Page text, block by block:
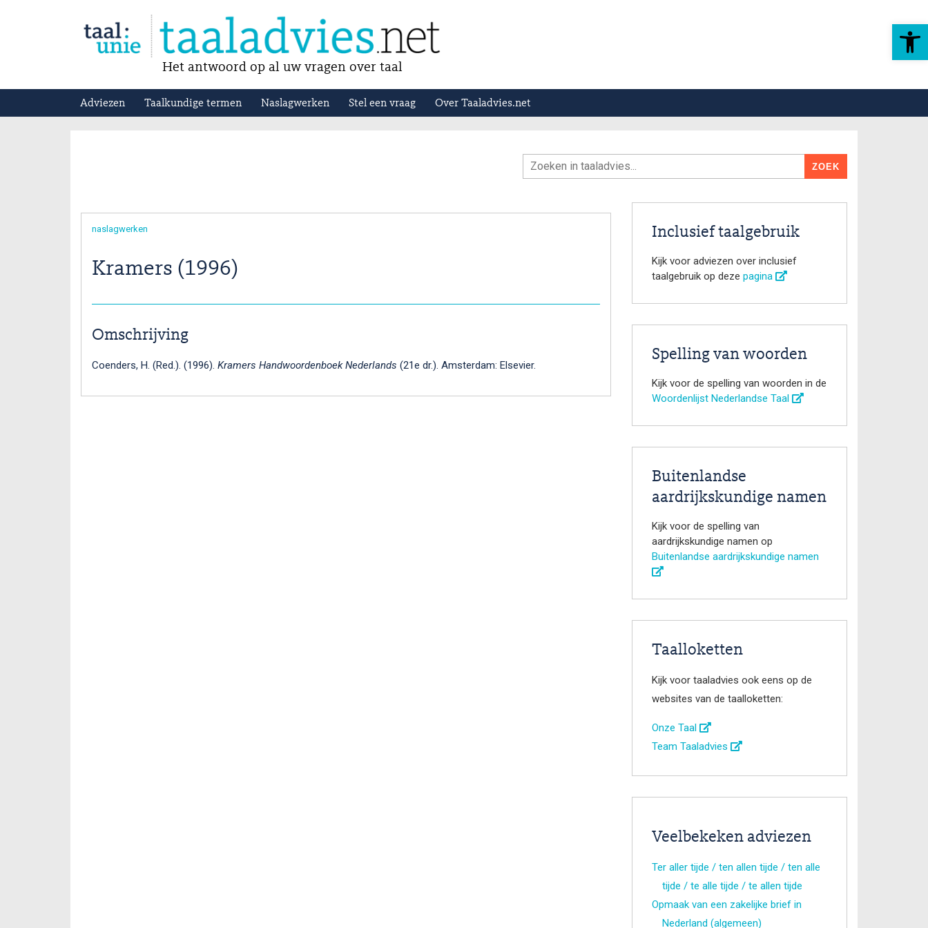
Toolbar openen
Het antwoord op al uw vragen over taal
Adviezen Taalkundige termen Naslagwerken Stel een vraag Over Taaladvies.net
naslagwerken
Kramers (1996)
Omschrijving
Coenders, H. (Red.). (1996). Kramers Handwoordenboek Nederlands (21e dr.). Amsterdam: Elsevier.
Inclusief taalgebruik
Kijk voor adviezen over inclusief
taalgebruik op deze pagina
Spelling van woorden
Kijk voor de spelling van woorden in de
Woordenlijst Nederlandse Taal
Buitenlandse
aardrijkskundige namen
Kijk voor de spelling van
aardrijkskundige namen op
Buitenlandse aardrijkskundige namen
Taalloketten
Kijk voor taaladvies ook eens op de
websites van de taalloketten:
Onze Taal
Team Taaladvies
Veelbekeken adviezen
Ter aller tijde / ten allen tijde / ten alle
tijde / te alle tijde / te allen tijde
Opmaak van een zakelijke brief in
Nederland (algemeen)